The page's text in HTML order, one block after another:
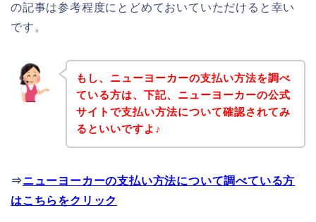
の記事は参考程度にとどめておいていただけると幸い
です。
もし、ニューヨーカーの支払い方法を調べ
ている方は、下記、ニューヨーカーの公式
サイトで支払い方法について確認されてみ
るといいですよ♪
⇒ニューヨーカーの支払い方法について調べている方
はこちらをクリック